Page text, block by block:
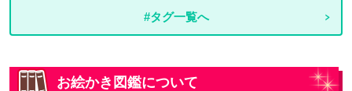
#タグ一覧へ
お絵かき図鑑について